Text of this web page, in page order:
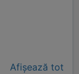
Afișează tot